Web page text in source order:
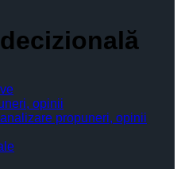
opinii
propuneri, opinii